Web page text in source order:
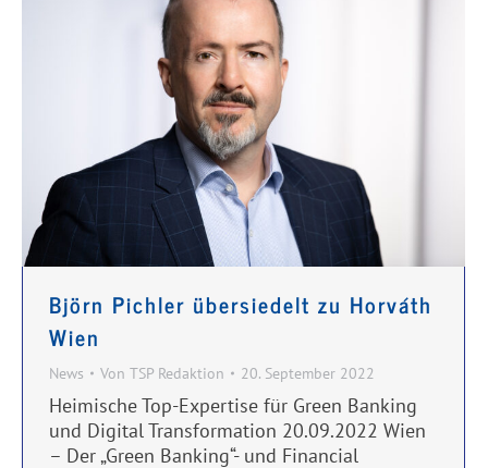
Björn Pichler übersiedelt zu Horváth
Wien
News Von TSP Redaktion 20. September 2022
Heimische Top-Expertise für Green Banking
und Digital Transformation 20.09.2022 Wien
– Der „Green Banking“- und Financial